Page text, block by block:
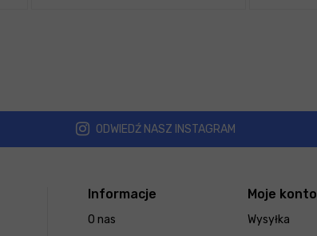
ODWIEDŹ NASZ INSTAGRAM
Informacje
O nas
Moje konto
Wysyłka